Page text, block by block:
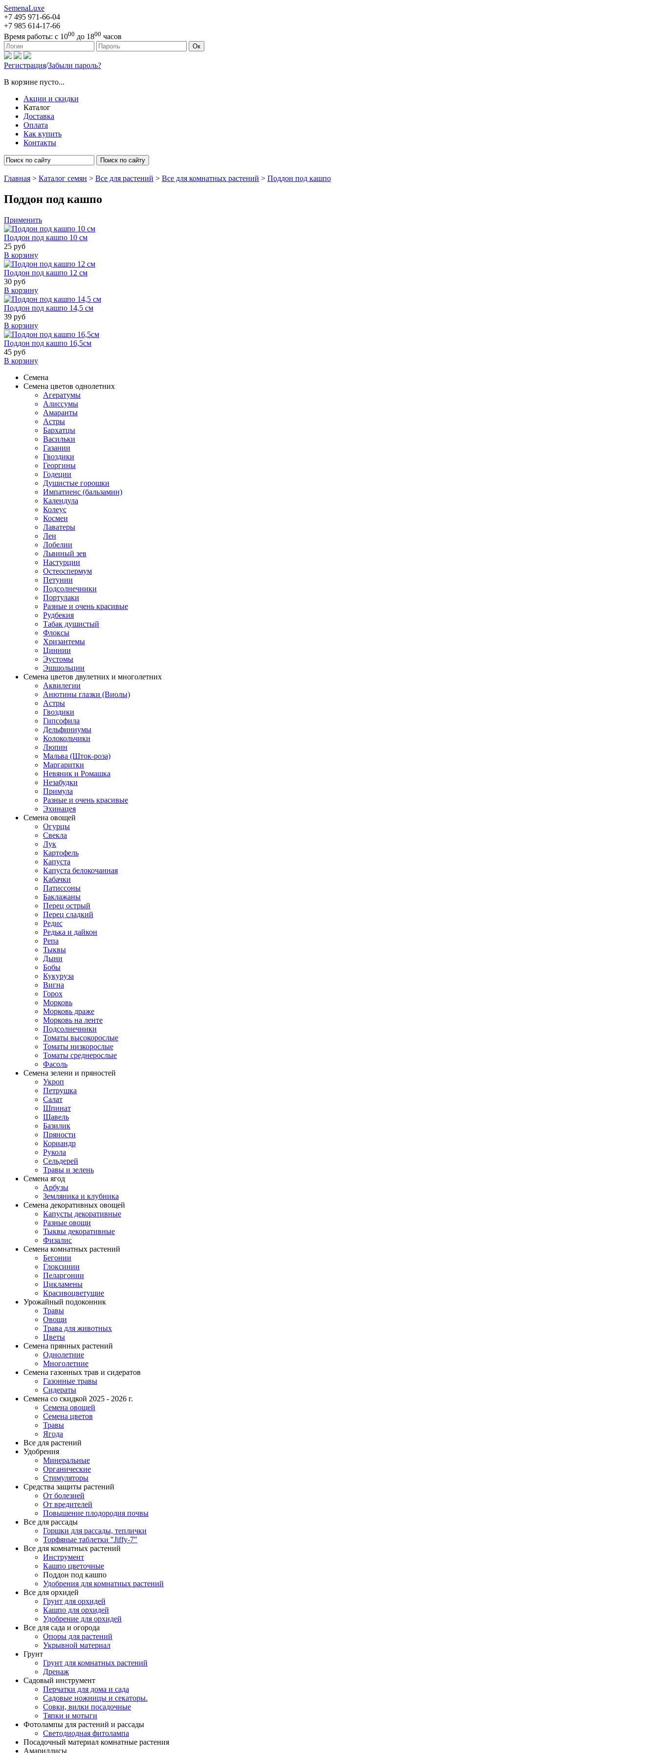
SemenaLuxe
+7 495 971-66-04
+7 985 614-17-66
Время работы: с 1000 до 1800 часов
127473, г. Москва, ул. Краснопролетарская, д. 16, стр. 1 Ок
Регистрация/Забыли пароль?
В корзине пусто...
Акции и скидки
Каталог
Доставка
Оплата
Как купить
Контакты
Поиск по сайту
Главная > Каталог семян > Все для растений > Все для комнатных растений > Поддон под кашпо
Поддон под кашпо
Применить
Поддон под кашпо 10 см
25 руб
В корзину
Поддон под кашпо 12 см
30 руб
В корзину
Поддон под кашпо 14,5 см
39 руб
В корзину
Поддон под кашпо 16,5см
45 руб
В корзину
Семена
Семена цветов однолетних
Агератумы
Алиссумы
Амаранты
Астры
Бархатцы
Васильки
Газании
Гвоздики
Георгины
Годеции
Душистые горошки
Импатиенс (бальзамин)
Календула
Колеус
Космеи
Лаватеры
Лен
Лобелии
Львиный зев
Настурции
Остеоспермум
Петунии
Подсолнечники
Портулаки
Разные и очень красивые
Рудбекия
Табак душистый
Флоксы
Хризантемы
Циннии
Эустомы
Эшшольции
Семена цветов двулетних и многолетних
Аквилегии
Анютины глазки (Виолы)
Астры
Гвоздики
Гипсофила
Дельфиниумы
Колокольчики
Люпин
Мальва (Шток-роза)
Маргаритки
Невяник и Ромашка
Незабудки
Примула
Разные и очень красивые
Эхинацея
Семена овощей
Огурцы
Свекла
Лук
Картофель
Капуста
Капуста белокочанная
Кабачки
Патиссоны
Баклажаны
Перец острый
Перец сладкий
Редис
Редька и дайкон
Репа
Тыквы
Дыни
Бобы
Кукуруза
Вигна
Горох
Морковь
Морковь драже
Морковь на ленте
Подсолнечники
Томаты высокорослые
Томаты низкорослые
Томаты среднерослые
Фасоль
Семена зелени и пряностей
Укроп
Петрушка
Салат
Шпинат
Щавель
Базилик
Пряности
Кориандр
Рукола
Сельдерей
Травы и зелень
Семена ягод
Арбузы
Земляника и клубника
Семена декоративных овощей
Капусты декоративные
Разные овощи
Тыквы декоративные
Физалис
Семена комнатных растений
Бегонии
Глоксинии
Пеларгонии
Цикламены
Красивоцветущие
Урожайный подоконник
Травы
Овощи
Трава для животных
Цветы
Семена прянных растений
Однолетние
Многолетние
Семена газонных трав и сидератов
Газонные травы
Сидераты
Семена со скидкой 2025 - 2026 г.
Семена овощей
Семена цветов
Травы
Ягода
Все для растений
Удобрения
Минеральные
Органические
Стимуляторы
Средства защиты растений
От болезней
От вредителей
Повышение плодородия почвы
Все для рассады
Горшки для рассады, теплички
Торфяные таблетки "Jiffy-7"
Все для комнатных растений
Инструмент
Кашпо цветочные
Поддон под кашпо
Удобрения для комнатных растений
Все для орхидей
Грунт для орхидей
Кашпо для орхидей
Удобрение для орхидей
Все для сада и огорода
Опоры для растений
Укрывной материал
Грунт
Грунт для комнатных растений
Дренаж
Садовый инструмент
Перчатки для дома и сада
Садовые ножницы и секаторы.
Совки, вилки посадочные
Тяпки и мотыги
Фотолампы для растений и рассады
Светодиодная фитолампа
Посадочный материал комнатные растения
Амариллисы